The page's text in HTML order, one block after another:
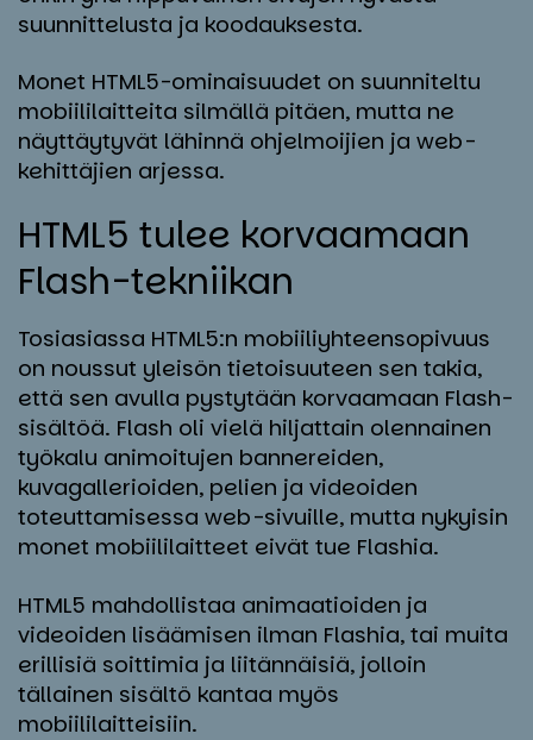
suunnittelusta ja koodauksesta.
Monet HTML5-ominaisuudet on suunniteltu
mobiililaitteita silmällä pitäen, mutta ne
näyttäytyvät lähinnä ohjelmoijien ja web-
kehittäjien arjessa.
HTML5 tu­lee kor­vaa­maan
Flash-tek­nii­kan
Tosiasiassa HTML5:n mobiiliyhteensopivuus
on noussut yleisön tietoisuuteen sen takia,
että sen avulla pystytään korvaamaan Flash-
sisältöä. Flash oli vielä hiljattain olennainen
työkalu animoitujen bannereiden,
kuvagallerioiden, pelien ja videoiden
toteuttamisessa web-sivuille, mutta nykyisin
monet mobiililaitteet eivät tue Flashia.
HTML5 mahdollistaa animaatioiden ja
videoiden lisäämisen ilman Flashia, tai muita
erillisiä soittimia ja liitännäisiä, jolloin
tällainen sisältö kantaa myös
mobiililaitteisiin.